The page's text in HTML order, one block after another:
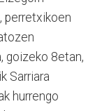
perretxikoen
goizeko 8etan,
Sarriara
hurrengo